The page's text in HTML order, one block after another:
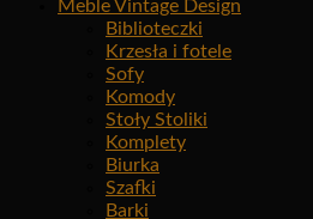
Meble Vintage Design
Biblioteczki
Krzesła i fotele
Sofy
Komody
Stoły Stoliki
Komplety
Biurka
Szafki
Barki